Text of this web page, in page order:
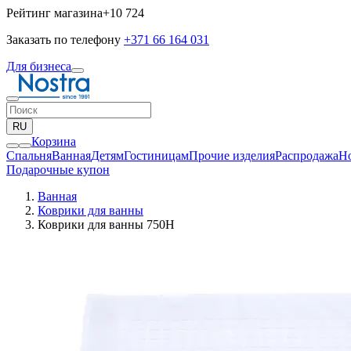
Рейтинг магазина+10 724
Заказать по телефону +371 66 164 031
Для бизнеса
RU
Корзина
СпальняВаннаяДетямГостиницамПрочие изделияPаспродажа
Подарочные купон
Ванная
Коврики для ванны
Коврики для ванны 750H